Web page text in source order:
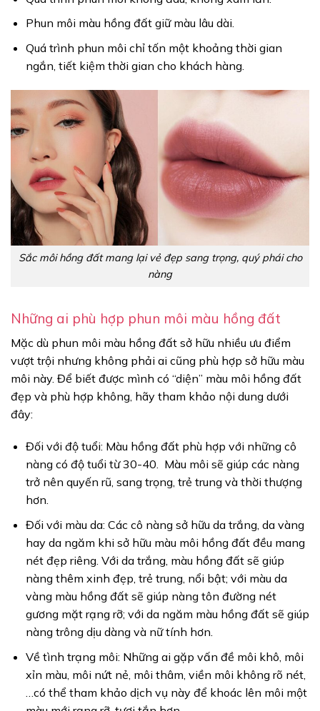
Phun môi màu hồng đất giữ màu lâu dài.
Quá trình phun môi chỉ tốn một khoảng thời gian
ngắn, tiết kiệm thời gian cho khách hàng.
Sắc môi hồng đất mang lại vẻ đẹp sang trọng, quý phái cho
nàng
Những ai phù hợp phun môi màu hồng đất
Mặc dù phun môi màu hồng đất sở hữu nhiều ưu điểm
vượt trội nhưng không phải ai cũng phù hợp sở hữu màu
môi này. Để biết được mình có “diện” màu môi hồng đất
đẹp và phù hợp không, hãy tham khảo nội dung dưới
đây:
Đối với độ tuổi: Màu hồng đất phù hợp với những cô
nàng có độ tuổi từ 30-40. Màu môi sẽ giúp các nàng
trở nên quyến rũ, sang trọng, trẻ trung và thời thượng
hơn.
Đối với màu da: Các cô nàng sở hữu da trắng, da vàng
hay da ngăm khi sở hữu màu môi hồng đất đều mang
nét đẹp riêng. Với da trắng, màu hồng đất sẽ giúp
nàng thêm xinh đẹp, trẻ trung, nổi bật; với màu da
vàng màu hồng đất sẽ giúp nàng tôn đường nét
gương mặt rạng rỡ; với da ngăm màu hồng đất sẽ giúp
nàng trông dịu dàng và nữ tính hơn.
Về tình trạng môi: Những ai gặp vấn đề môi khô, môi
xỉn màu, môi nứt nẻ, môi thâm, viền môi không rõ nét,
…có thể tham khảo dịch vụ này để khoác lên môi một